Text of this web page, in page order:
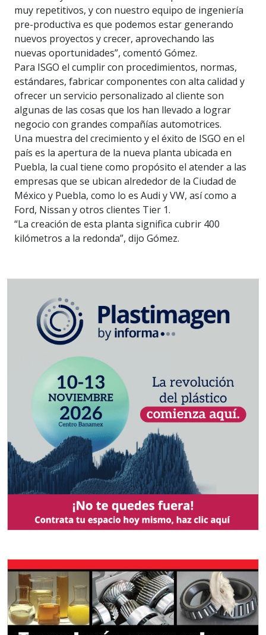
muy repetitivos, y con nuestro equipo de ingeniería
pre-productiva es que podemos estar generando
nuevos proyectos y crecer, aprovechando las
nuevas oportunidades”, comentó Gómez.
Para ISGO el cumplir con procedimientos, normas,
estándares, fabricar componentes con alta calidad y
ofrecer un servicio personalizado al cliente son
algunas de las cosas que los han llevado a lograr
negocio con grandes compañías automotrices.
Una muestra del crecimiento y el éxito de ISGO en el
país es la apertura de la nueva planta ubicada en
Puebla, la cual tiene como propósito el atender a las
empresas que se ubican alrededor de la Ciudad de
México y Puebla, como lo es Audi y VW, así como a
Ford, Nissan y otros clientes Tier 1.
“La creación de esta planta significa cubrir 400
kilómetros a la redonda”, dijo Gómez.